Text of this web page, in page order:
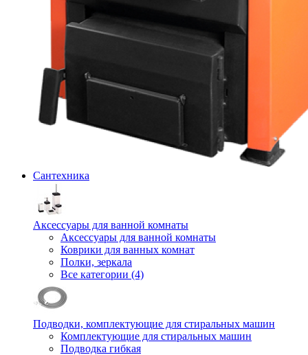
Сантехника
Аксессуары для ванной комнаты
Аксессуары для ванной комнаты
Коврики для ванных комнат
Полки, зеркала
Все категории (4)
Подводки, комплектующие для стиральных машин
Комплектующие для стиральных машин
Подводка гибкая